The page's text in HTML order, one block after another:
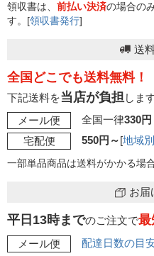
領収書は、 前払い決済の場合の
す。[領収書発行]
送
全国どこでも送料無料！
下記送料を当店が負担 しま
メール便
全国一律330円
宅配便
550円～[地域
一部単品商品は送料がかかる場
お届
平日13時までのご注文で最
メール便
配達日数の目